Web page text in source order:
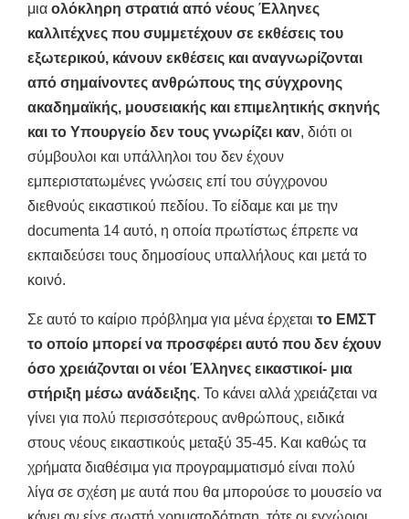
μια ολόκληρη στρατιά από νέους Έλληνες
καλλιτέχνες που συμμετέχουν σε εκθέσεις του
εξωτερικού, κάνουν εκθέσεις και αναγνωρίζονται
από σημαίνοντες ανθρώπους της σύγχρονης
ακαδημαϊκής, μουσειακής και επιμελητικής σκηνής
και το Υπουργείο δεν τους γνωρίζει καν, διότι οι
σύμβουλοι και υπάλληλοι του δεν έχουν
εμπεριστατωμένες γνώσεις επί του σύγχρονου
διεθνούς εικαστικού πεδίου. Το είδαμε και με την
documenta 14 αυτό, η οποία πρωτίστως έπρεπε να
εκπαιδεύσει τους δημοσίους υπαλλήλους και μετά το
κοινό.
Σε αυτό το καίριο πρόβλημα για μένα έρχεται το ΕΜΣΤ
το οποίο μπορεί να προσφέρει αυτό που δεν έχουν
όσο χρειάζονται οι νέοι Έλληνες εικαστικοί- μια
στήριξη μέσω ανάδειξης. Το κάνει αλλά χρειάζεται να
γίνει για πολύ περισσότερους ανθρώπους, ειδικά
στους νέους εικαστικούς μεταξύ 35-45. Και καθώς τα
χρήματα διαθέσιμα για προγραμματισμό είναι πολύ
λίγα σε σχέση με αυτά που θα μπορούσε το μουσείο να